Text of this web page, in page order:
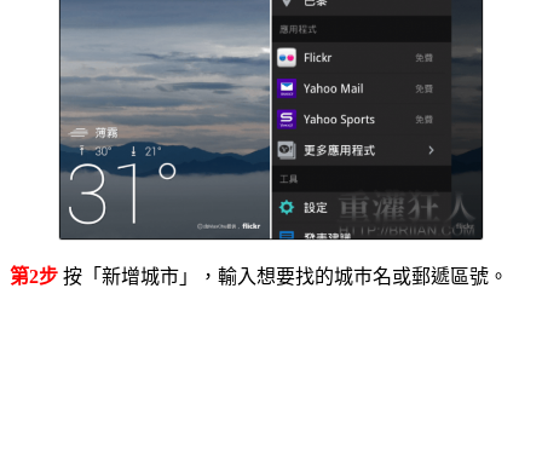
第2步 按「新增城市」，輸入想要找的城巿名或郵遞區號。